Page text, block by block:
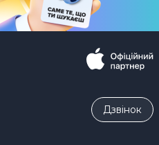
Дзвiнок